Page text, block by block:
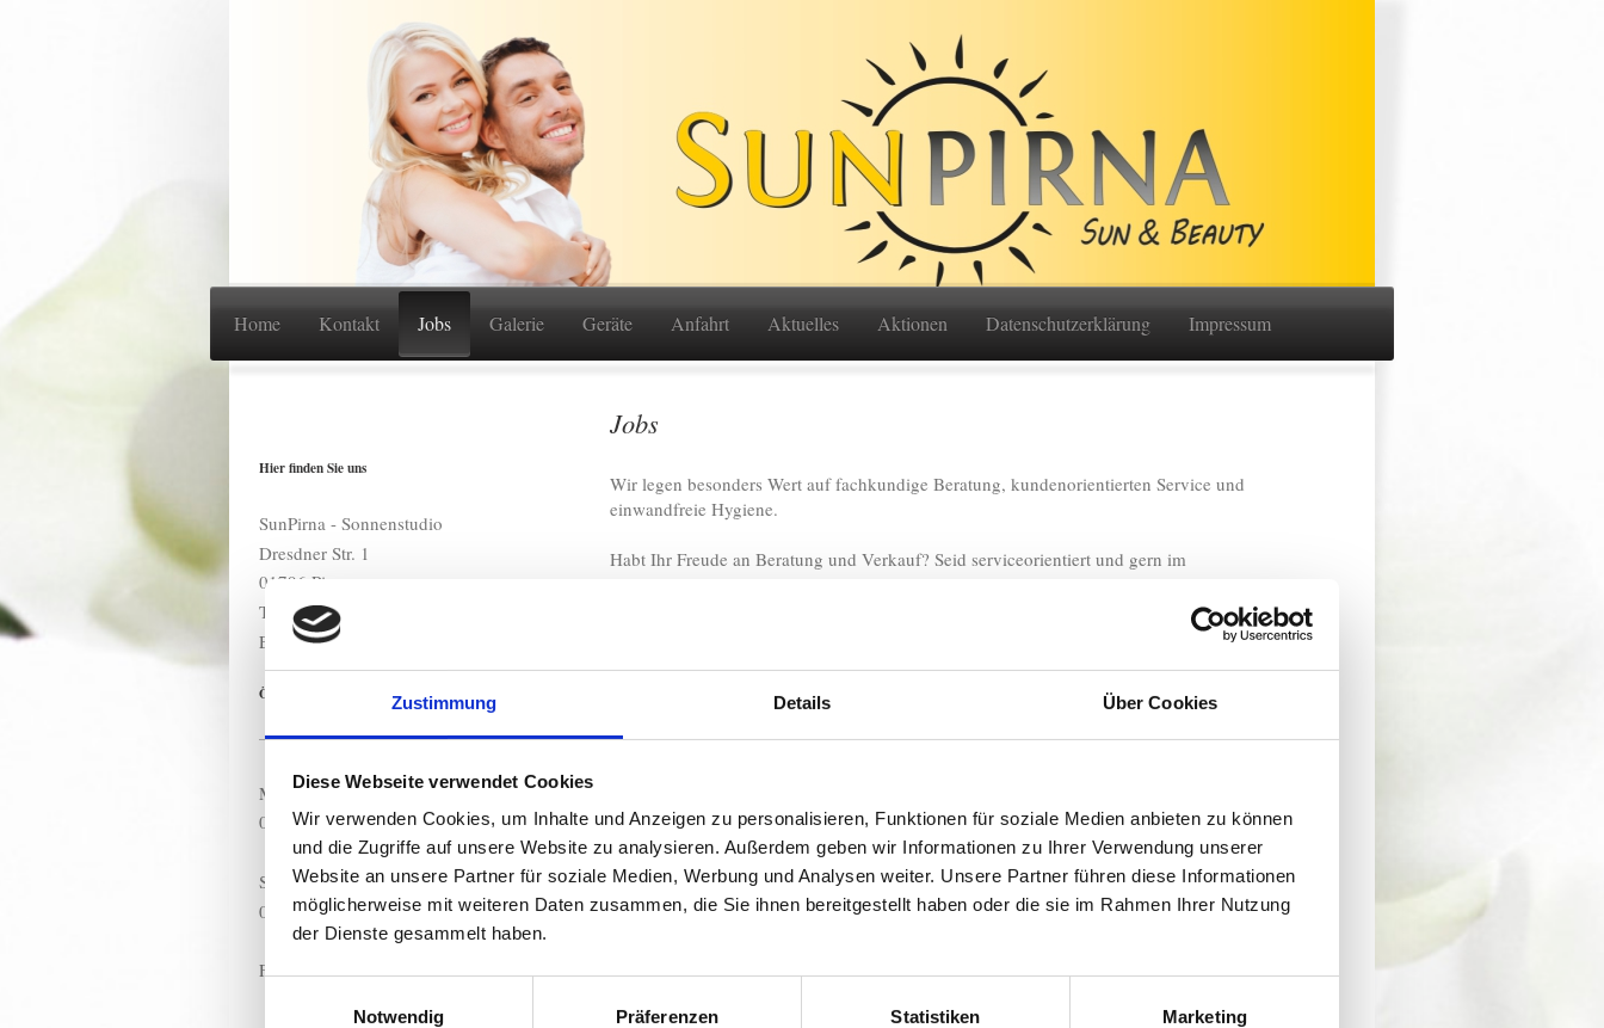
Zustimmung Details Über Cookies
Diese Webseite verwendet Cookies
Wir verwenden Cookies, um Inhalte und Anzeigen zu personalisieren, Funktionen für soziale Medien anbieten zu können
und die Zugriffe auf unsere Website zu analysieren. Außerdem geben wir Informationen zu Ihrer Verwendung unserer
Website an unsere Partner für soziale Medien, Werbung und Analysen weiter. Unsere Partner führen diese Informationen
möglicherweise mit weiteren Daten zusammen, die Sie ihnen bereitgestellt haben oder die sie im Rahmen Ihrer Nutzung
der Dienste gesammelt haben.
Notwendig
Präferenzen Statistiken Marketing
Home Kontakt Jobs Galerie Geräte Anfahrt Aktuelles Aktionen Datenschutzerklärung Impressum
Jobs
Wir legen besonders Wert auf fachkundige Beratung, kundenorientierten Service und
einwandfreie Hygiene.
Habt Ihr Freude an Beratung und Verkauf? Seid serviceorientiert und gern im
Alternativ könnt Ihr Euch auch im Studio melden. Katja und Noreen sind Eure
Hier finden Sie uns
SunPirna - Sonnenstudio
Dresdner Str. 1
01796 Pirna
Tel. 03501/5852399
E-Mail: info@sunpirna.de
Öffnungszeiten
Montag - Freitag
08.30 - 20.00 Uhr
Samstag u. Sonntag
09.00 - 17.00 Uhr
Feiertage geschlossen